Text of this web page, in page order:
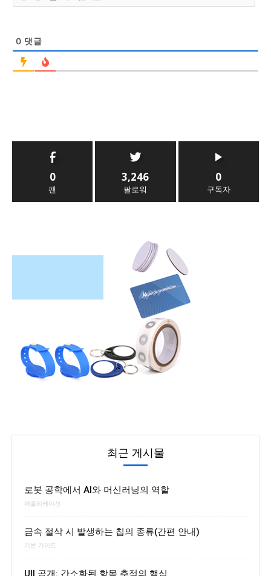
0 댓글
0
팬
3,246
팔로워
0
구독자
최근 게시물
로봇 공학에서 AI와 머신러닝의 역할
애플리케이션
금속 절삭 시 발생하는 칩의 종류(간편 안내)
기본 가이드
UII 공개: 간소화된 항목 추적의 핵심